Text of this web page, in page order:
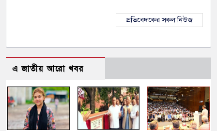
প্রতিবেদকের সকল নিউজ
এ জাতীয় আরো খবর